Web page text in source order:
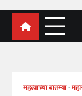
a leading
महत्वाच्या बातम्या